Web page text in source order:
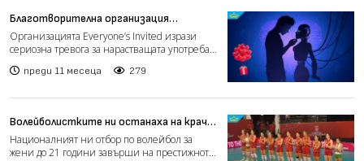
Благотворителна организация
предупреждава за опасностите от AI
„приятелките“
Организацията Everyone’s Invited изрази
сериозна тревога за нарастващата употреба
преди 11 месеца 279
Волейболистките ни останаха на крачка
от медалите на Световното
първенство за жени до 21 години
Националният ни отбор по волейбол за
жени до 21 години завърши на престижното